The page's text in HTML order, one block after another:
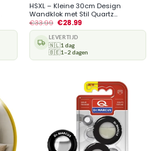
HSXL – Kleine 30cm Design
Wandklok met Stil Quartz...
€33.99 €28.99
LEVERTIJD
🇳🇱1 dag
🇧🇪1–2 dagen